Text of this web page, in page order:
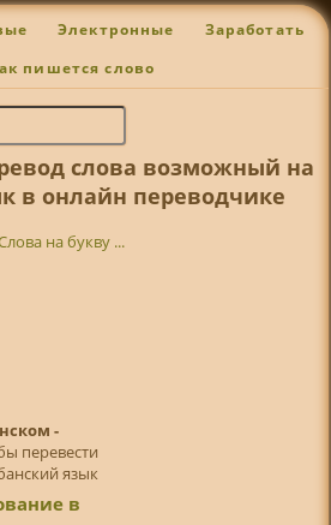
Электронные Заработать
пишется слово
слова возможный на
в онлайн переводчике
на букву ...
-
перевести
язык
в